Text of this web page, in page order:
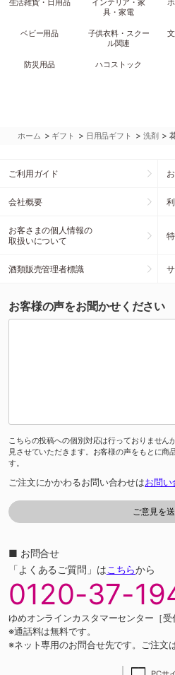
生活雑貨・日用品
インテリア・家
具・家電
ベビー用品
子供衣料・スクー
ル関連
防災用品 ハコストック
ホーム > ギフト > 日用品ギフト > 洗剤 >
ご利用ガイド
会社概要
お客さまの個人情報の
取扱いについて
酒類販売管理者標識
お客様の声をお聞かせください
こちらの投稿への個別対応は行っておりません
見させていただきます。お客様の声をもとに商
す。
ご注文にかかわるお問い合わせはお問い
■ お問合せ
「よくあるご質問」はこちらから
0120-37-
ゆめオンラインカスタマーセンター［
※通話料は無料です。
※ネット専用のお問合せ先です。ご注文